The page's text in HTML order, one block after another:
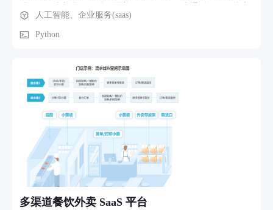
源文件、去重列和输出位置即可运行，适合客户名单、商品资
料、订单记录等结构化表格的批量预处理。当前支持 CSV 和
人工智能、企业服务(saas)
Python
多渠道餐饮外卖 SaaS 平台